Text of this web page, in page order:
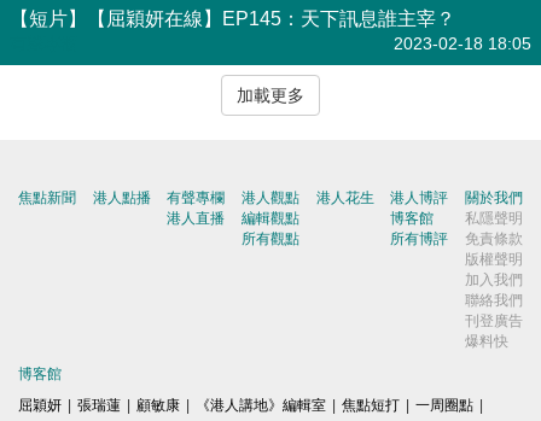
【短片】【屈穎妍在線】EP145：天下訊息誰主宰？
2023-02-18 18:05
加載更多
焦點新聞 港人點播
有聲專欄
港人直播
港人觀點
編輯觀點
所有觀點
港人花生
港人博評
博客館
所有博評
關於我們
私隱聲明
免責條款
版權聲明
加入我們
聯絡我們
刊登廣告
爆料快
博客館
屈穎妍 | 張瑞蓮 | 顧敏康 | 《港人講地》編輯室 | 焦點短打 | 一周圈點 |